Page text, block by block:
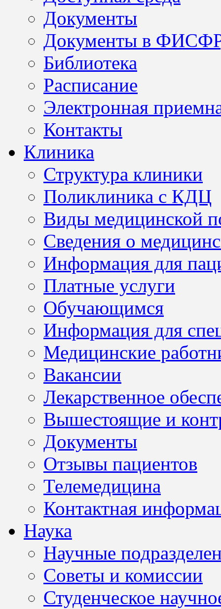
Документы
Документы в
Библиотека
Расписание
Электронная
Контакты
Клиника
Структура клиники
Поликлиника с КДЦ
Виды медицинской
Сведения о
Информация для
Платные услуги
Обучающимся
Информация для
Медицинские
Вакансии
Лекарственное
Вышестоящие и
Документы
Отзывы пациентов
Телемедицина
Контактная
Наука
Научные
Советы и комиссии
Студенческое